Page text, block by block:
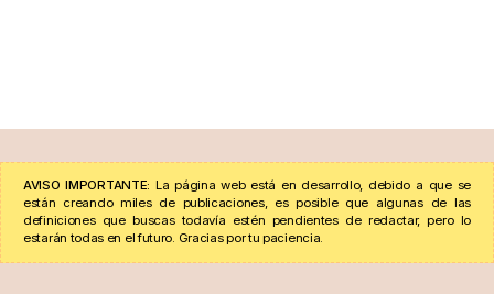
AVISO IMPORTANTE: La página web está en desarrollo, debido a que se
están creando miles de publicaciones, es posible que algunas de las
definiciones que buscas todavía estén pendientes de redactar, pero lo
estarán todas en el futuro. Gracias por tu paciencia.